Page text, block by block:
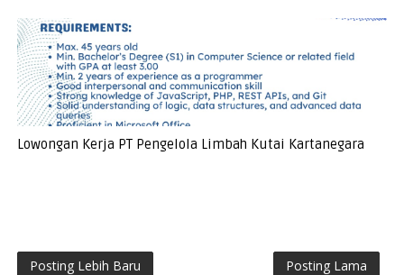
Lowongan Kerja PT Pengelola Limbah Kutai Kartanegara
Posting Lebih Baru Posting Lama